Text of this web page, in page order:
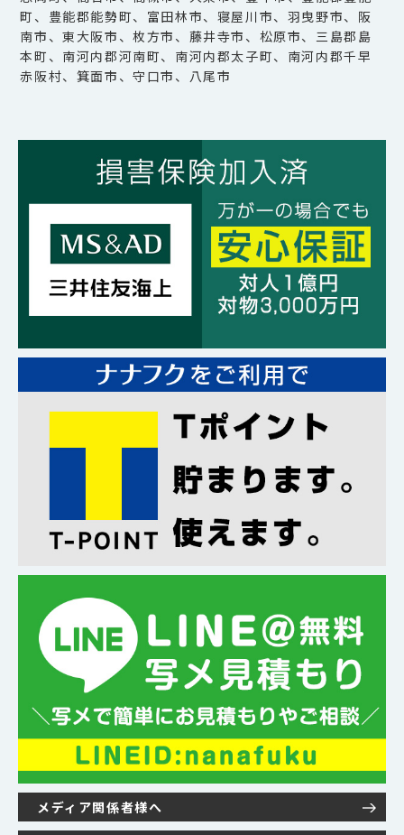
町、豊能郡能勢町、富田林市、寝屋川市、羽曳野市、阪
南市、東大阪市、枚方市、藤井寺市、松原市、三島郡島
本町、南河内郡河南町、南河内郡太子町、南河内郡千早
赤阪村、箕面市、守口市、八尾市
メディア関係者様へ